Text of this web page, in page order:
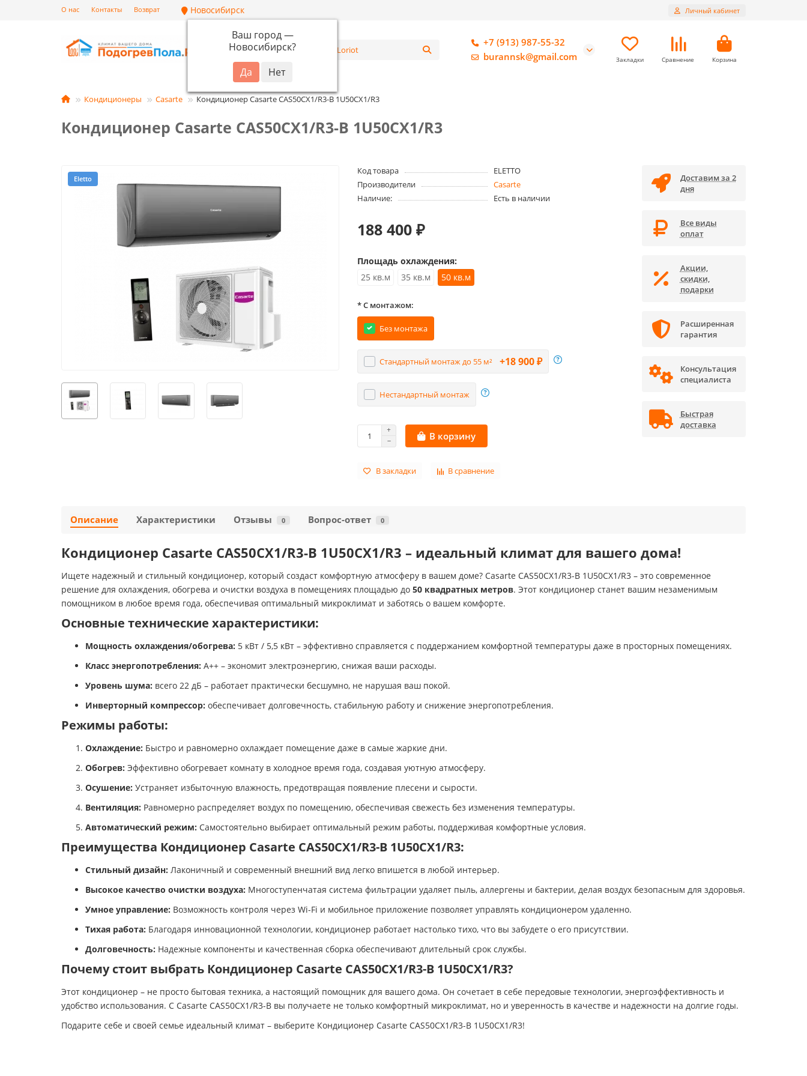
О нас Контакты Возврат Новосибирск
Ваш город —
Новосибирск?
Личный кабинет
Каталог
+7 (913) 987-55-32
burannsk@gmail.com
Закладки Сравнение Корзина
Кондиционеры Casarte Кондиционер Casarte CAS50CX1/R3-B 1U50CX1/R3
Кондиционер Casarte CAS50CX1/R3-B 1U50CX1/R3
Eletto
Код товара
ELETTO
Производители
Casarte
Наличие:
Есть в наличии
188 400 ₽
Площадь охлаждения:
25 кв.м
35 кв.м 50 кв.м
* С монтажом:
Без монтажа
Стандартный монтаж до 55 м²+18 900 ₽
Нестандартный монтаж
В корзину
В закладки В сравнение
Доставим за 2
дня
Все виды
оплат
Акции,
скидки,
подарки
Расширенная
гарантия
Консультация
специалиста
Быстрая
доставка
Описание Характеристики Отзывы 0 Вопрос-ответ 0
Кондиционер Casarte CAS50CX1/R3-B 1U50CX1/R3 – идеальный климат для вашего дома!
Ищете надежный и стильный кондиционер, который создаст комфортную атмосферу в вашем доме? Casarte CAS50CX1/R3-B 1U50CX1/R3 – это современное
решение для охлаждения, обогрева и очистки воздуха в помещениях площадью до 50 квадратных метров. Этот кондиционер станет вашим незаменимым
помощником в любое время года, обеспечивая оптимальный микроклимат и заботясь о вашем комфорте.
Основные технические характеристики:
Мощность охлаждения/обогрева: 5 кВт / 5,5 кВт – эффективно справляется с поддержанием комфортной температуры даже в просторных помещениях.
Класс энергопотребления: A++ – экономит электроэнергию, снижая ваши расходы.
Уровень шума: всего 22 дБ – работает практически бесшумно, не нарушая ваш покой.
Инверторный компрессор: обеспечивает долговечность, стабильную работу и снижение энергопотребления.
Режимы работы:
Охлаждение: Быстро и равномерно охлаждает помещение даже в самые жаркие дни.
Обогрев: Эффективно обогревает комнату в холодное время года, создавая уютную атмосферу.
Осушение: Устраняет избыточную влажность, предотвращая появление плесени и сырости.
Вентиляция: Равномерно распределяет воздух по помещению, обеспечивая свежесть без изменения температуры.
Автоматический режим: Самостоятельно выбирает оптимальный режим работы, поддерживая комфортные условия.
Преимущества Кондиционер Casarte CAS50CX1/R3-B 1U50CX1/R3:
Стильный дизайн: Лаконичный и современный внешний вид легко впишется в любой интерьер.
Высокое качество очистки воздуха: Многоступенчатая система фильтрации удаляет пыль, аллергены и бактерии, делая воздух безопасным для здоровья.
Умное управление: Возможность контроля через Wi-Fi и мобильное приложение позволяет управлять кондиционером удаленно.
Тихая работа: Благодаря инновационной технологии, кондиционер работает настолько тихо, что вы забудете о его присутствии.
Долговечность: Надежные компоненты и качественная сборка обеспечивают длительный срок службы.
Почему стоит выбрать Кондиционер Casarte CAS50CX1/R3-B 1U50CX1/R3?
Этот кондиционер – не просто бытовая техника, а настоящий помощник для вашего дома. Он сочетает в себе передовые технологии, энергоэффективность и
удобство использования. С Casarte CAS50CX1/R3-B вы получаете не только комфортный микроклимат, но и уверенность в качестве и надежности на долгие годы.
Подарите себе и своей семье идеальный климат – выберите Кондиционер Casarte CAS50CX1/R3-B 1U50CX1/R3!